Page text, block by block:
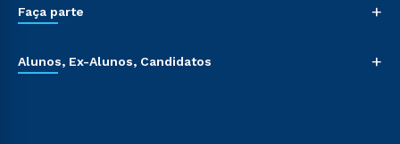
Faça parte +
Alunos, Ex-Alunos, Candidatos +